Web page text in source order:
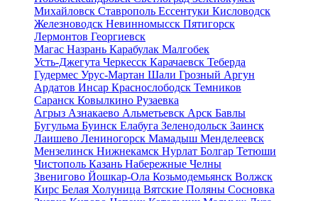
Михайловск Ставрополь Ессентуки Кисловодск
Железноводск Невинномысск Пятигорск
Лермонтов Георгиевск
Магас Назрань Карабулак Малгобек
Усть-Джегута Черкесск Карачаевск Теберда
Гудермес Урус-Мартан Шали Грозный Аргун
Ардатов Инсар Краснослободск Темников
Саранск Ковылкино Рузаевка
Агрыз Азнакаево Альметьевск Арск Бавлы
Бугульма Буинск Елабуга Зеленодольск Заинск
Лаишево Лениногорск Мамадыш Менделеевск
Мензелинск Нижнекамск Нурлат Болгар Тетюши
Чистополь Казань Набережные Челны
Звенигово Йошкар-Ола Козьмодемьянск Волжск
Кирс Белая Холуница Вятские Поляны Сосновка